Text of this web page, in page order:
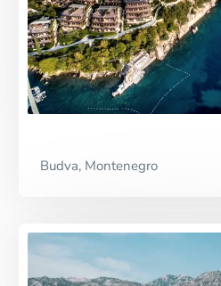
Budva, Montenegro